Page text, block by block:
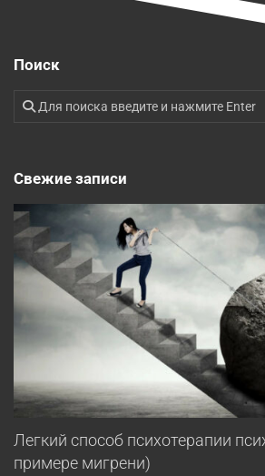
Поиск
Свежие записи
Легкий способ психотерапии
примере мигрени)